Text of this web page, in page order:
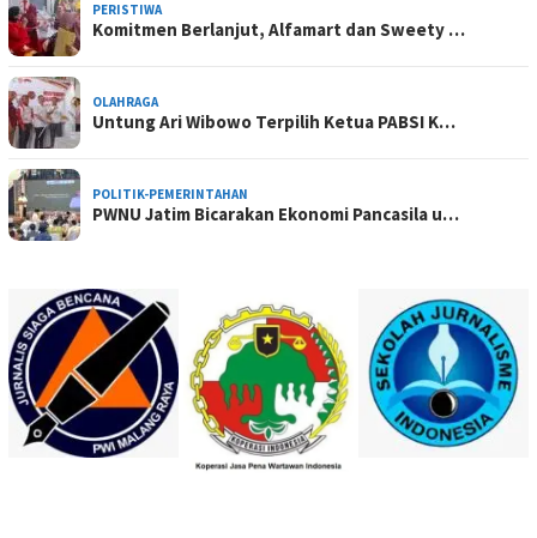
PERISTIWA
Komitmen Berlanjut, Alfamart dan Sweety …
OLAHRAGA
Untung Ari Wibowo Terpilih Ketua PABSI K…
POLITIK-PEMERINTAHAN
PWNU Jatim Bicarakan Ekonomi Pancasila u…